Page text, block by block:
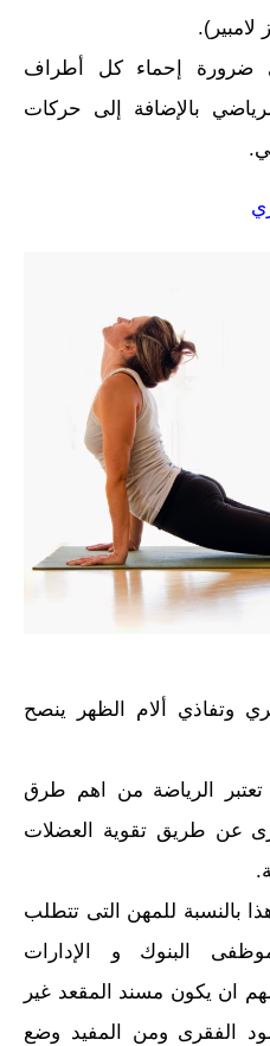
ضرورة إحماء كل أطراف
بالإضافة إلى حركات
وتفاذي ألام الظهر ينصح
تعتبر الرياضة من اهم طرق
عن طريق تقوية العضلات
بالنسبة للمهن التى تتطلب
البنوك و الإدارات
ان يكون مسند المقعد غير
الفقرى ومن المفيد وضع